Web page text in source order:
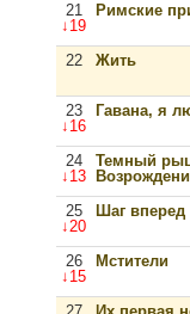
21
↓19
Римские
22 Жить
23
↓16
Гавана, я
24
↓13
Темный
25
↓20
Шаг вперед
26
↓15
Мстители